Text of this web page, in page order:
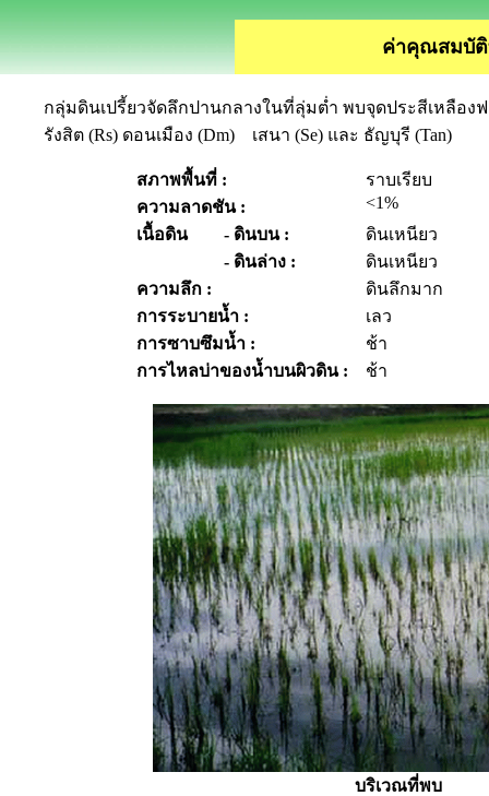
ค่าคุณสมบัติ
กลุ่มดินเปรี้ยวจัดลึกปานกลางในที่ลุ่มต่ำ พบจุดประสีเหลือง
รังสิต (Rs) ดอนเมือง (Dm) เสนา (Se) และ ธัญบุรี (Tan)
สภาพพื้นที่ :
ราบเรียบ
ความลาดชัน :
<1%
เนื้อดิน
- ดินบน :
ดินเหนียว
- ดินล่าง :
ดินเหนียว
ความลึก :
ดินลึกมาก
การระบายน้ำ :
เลว
การซาบซึมน้ำ :
ช้า
การไหลบ่าของน้ำบนผิวดิน :
ช้า
บริเวณที่พบ